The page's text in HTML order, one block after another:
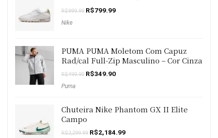
R$999.99 O
R$799.99O
Nike
PUMA PUMA Moletom Com Capuz
Rad/cal Full-Zip Masculino – Cor Cinza
R$499.90 O
R$349.90O
Puma
Chuteira Nike Phantom GX II Elite
Campo
R$2,299.99 O
R$2,184.99O